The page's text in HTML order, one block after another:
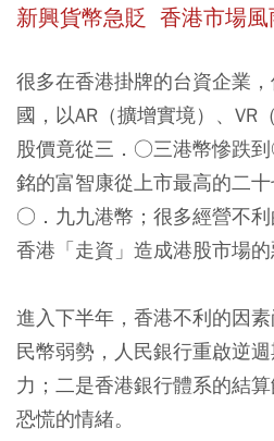
新興貨幣急貶 香港市場風
很多在香港掛牌的台資企業
國，以AR（擴增實境）、VR
股價竟從三．○三港幣慘跌
銘的富智康從上市最高的二
○．九九港幣；很多經營不
香港「走資」造成港股市場的
進入下半年，香港不利的因
民幣弱勢，人民銀行重啟逆
力；二是香港銀行體系的結
恐慌的情緒。